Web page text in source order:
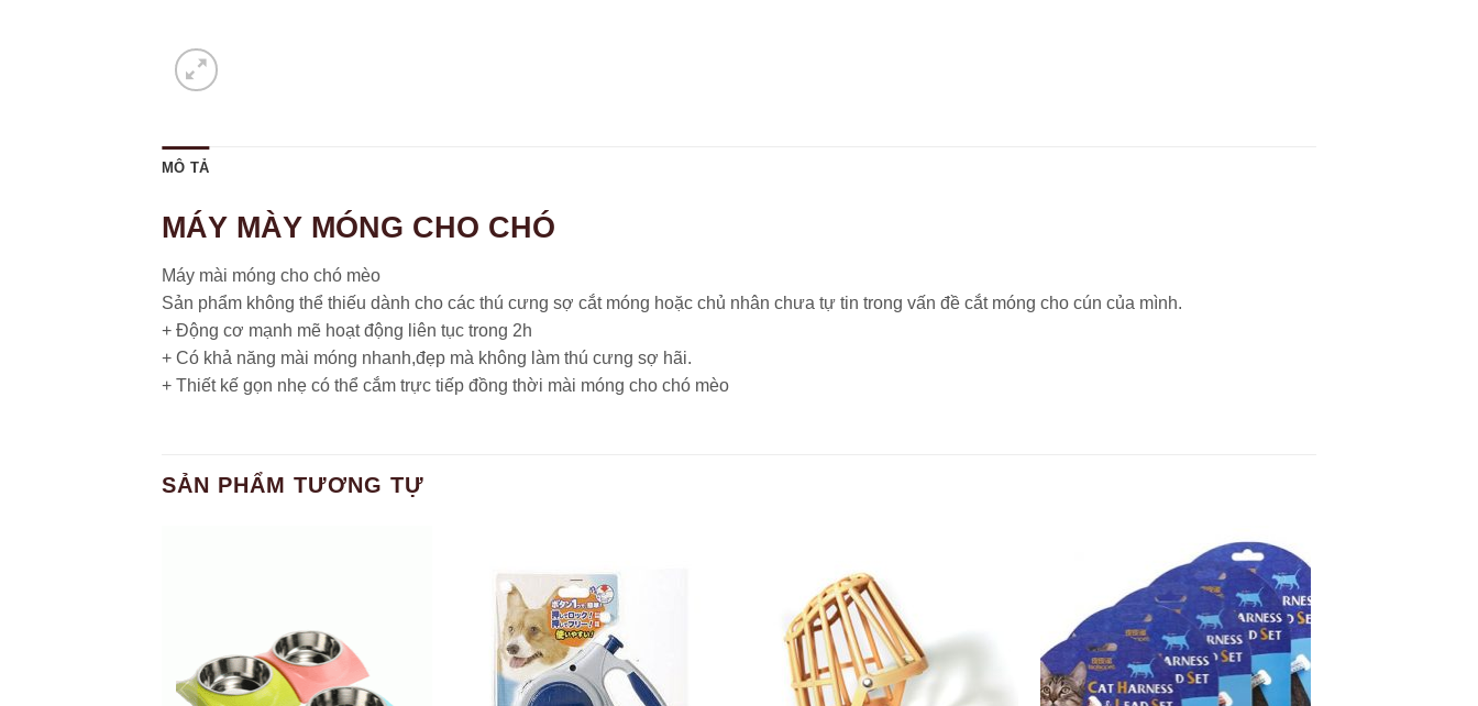
MÔ TẢ
MÁY MÀY MÓNG CHO CHÓ
Máy mài móng cho chó mèo
Sản phẩm không thể thiếu dành cho các thú cưng sợ cắt móng hoặc chủ nhân chưa tự tin trong vấn đề cắt móng cho cún của mình.
+ Động cơ mạnh mẽ hoạt động liên tục trong 2h
+ Có khả năng mài móng nhanh,đẹp mà không làm thú cưng sợ hãi.
+ Thiết kế gọn nhẹ có thể cắm trực tiếp đồng thời mài móng cho chó mèo
SẢN PHẨM TƯƠNG TỰ